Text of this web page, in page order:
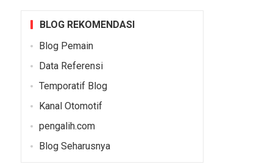
BLOG REKOMENDASI
Blog Pemain
Data Referensi
Temporatif Blog
Kanal Otomotif
pengalih.com
Blog Seharusnya